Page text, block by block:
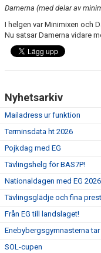
KANSLIET
VÅRA ANSTÄLLDA
VALBEREDNING
HALLAR
FRÅGOR & SVAR
EVENT
VAL AV SPÅR
KONTAKT
Damerna (med delar av
I helgen var Minimixen och
Nu satsar Damerna vidare
Nyhetsarkiv
Mailadress ur funktion
Terminsdata ht 2026
Pojkdag med EG
Tävlingshelg för BAS7P!
Nationaldagen med EG 2026
Tävlingsglädje och fina
Från EG till landslaget!
Enebybergsgymnasterna
SOL-cupen